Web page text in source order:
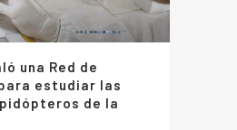
una Red de
estudiar las
de la